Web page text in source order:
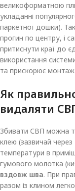
великоформатною
укладанні
паркетної дошки).
прогин по центру, і
притиснути краї до
використання
та прискорює монтаж.
Як
видаляти
Збивати СВП можна
клею (зазвичай
температури в
гумового молотка
вздовж шва. При
разом із клином